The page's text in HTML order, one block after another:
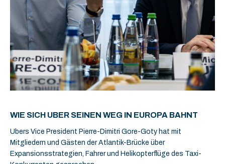
WIE SICH UBER SEINEN WEG IN EUROPA BAHNT
Ubers Vice President Pierre-Dimitri Gore-Goty hat mit
Mitgliedern und Gästen der Atlantik-Brücke über
Expansionsstrategien, Fahrer und Helikopterflüge des Taxi-